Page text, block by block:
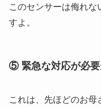
このセンサーは侮れ
すよ。
⑤ 緊急な対応が必
これは、先ほどのお